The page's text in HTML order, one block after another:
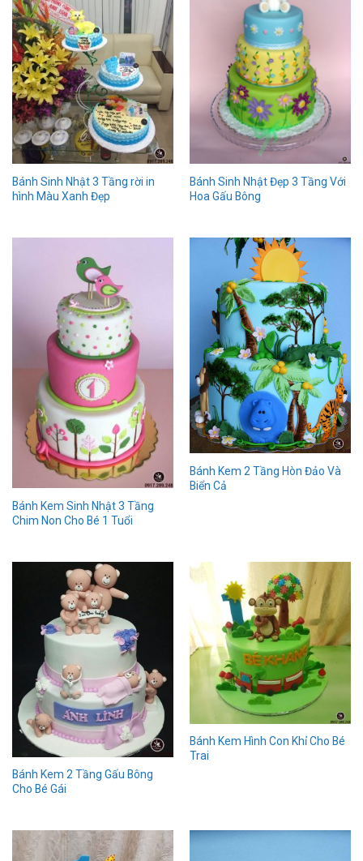
Bánh Sinh Nhật 3 Tầng rời in
hình Màu Xanh Đẹp
Bánh Sinh Nhật Đẹp 3 Tầng Với
Hoa Gấu Bông
Bánh Kem Sinh Nhật 3 Tầng
Chim Non Cho Bé 1 Tuổi
Bánh Kem 2 Tầng Hòn Đảo Và
Biển Cả
Bánh Kem 2 Tầng Gấu Bông
Cho Bé Gái
Bánh Kem Hình Con Khỉ Cho Bé
Trai